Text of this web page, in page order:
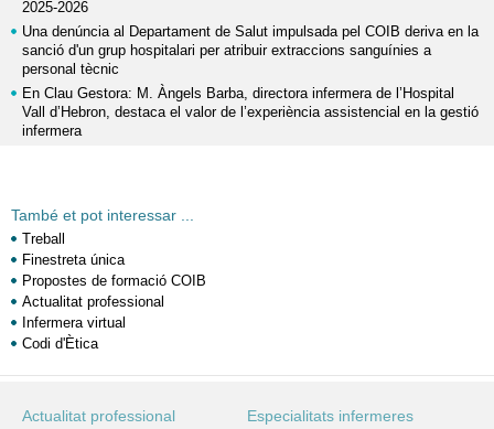
2025-2026
Una denúncia al Departament de Salut impulsada pel COIB deriva en la
sanció d'un grup hospitalari per atribuir extraccions sanguínies a
personal tècnic
En Clau Gestora: M. Àngels Barba, directora infermera de l’Hospital
Vall d’Hebron, destaca el valor de l’experiència assistencial en la gestió
infermera
També et pot interessar ...
Treball
Finestreta única
Propostes de formació COIB
Actualitat professional
Infermera virtual
Codi d'Ètica
Actualitat professional Especialitats infermeres